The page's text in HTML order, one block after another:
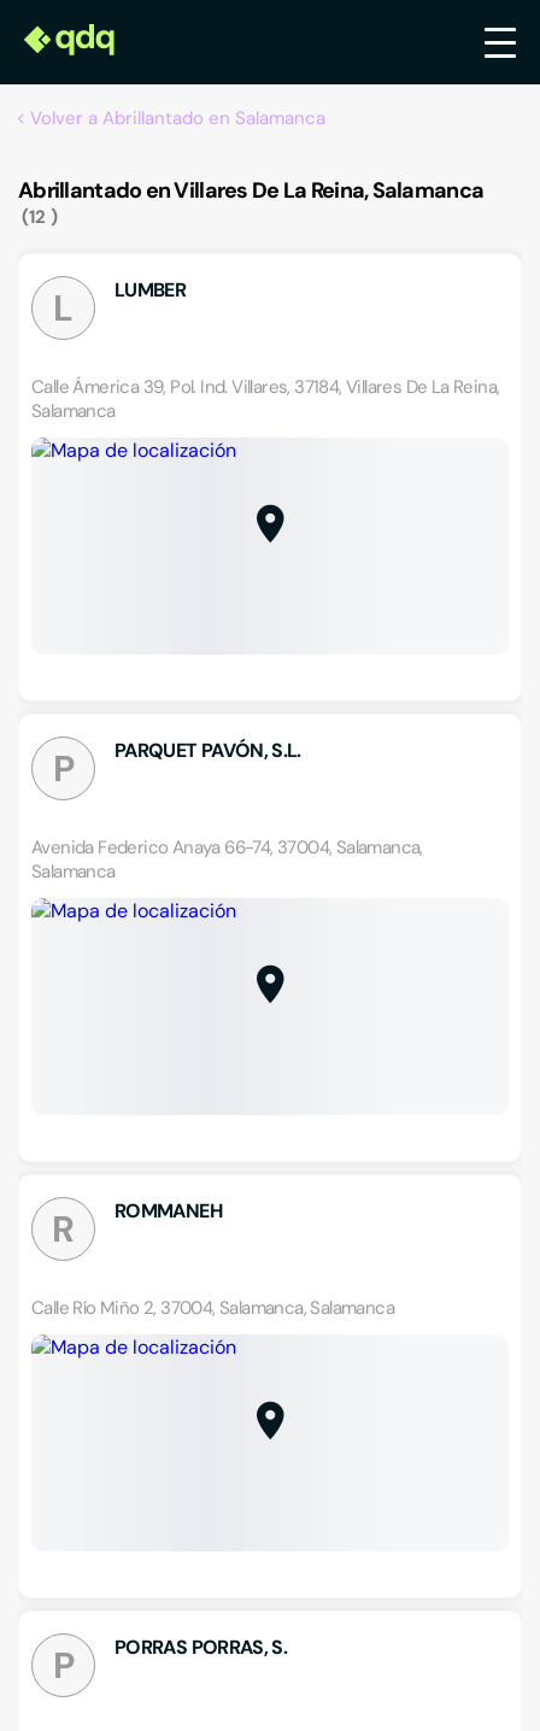
Volver a Abrillantado en Salamanca
Abrillantado en Villares De La Reina, Salamanca
12
L LUMBER
Calle Ámerica 39, Pol. Ind. Villares, 37184, Villares De La Reina,
Salamanca
P PARQUET PAVÓN, S.L.
Avenida Federico Anaya 66-74, 37004, Salamanca,
Salamanca
R ROMMANEH
Calle Río Miño 2, 37004, Salamanca, Salamanca
P PORRAS PORRAS, S.